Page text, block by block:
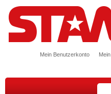
Mein Benutzerkonto